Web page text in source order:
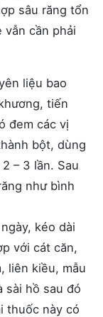
sâu răng tổn
vẫn cần phải
liệu bao
tiến
đem các vị
bột, dùng
– 3 lần. Sau
như bình
kéo dài
với cát căn,
liên kiều, mẫu
sài hồ sau đó
thuốc này có